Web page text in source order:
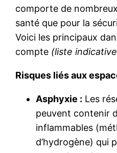
comporte de
santé que pour la
Voici les principaux
compte (liste
Risques liés aux
Asphyxie : Les
peuvent contenir
inflammables
d’hydrogène) qui